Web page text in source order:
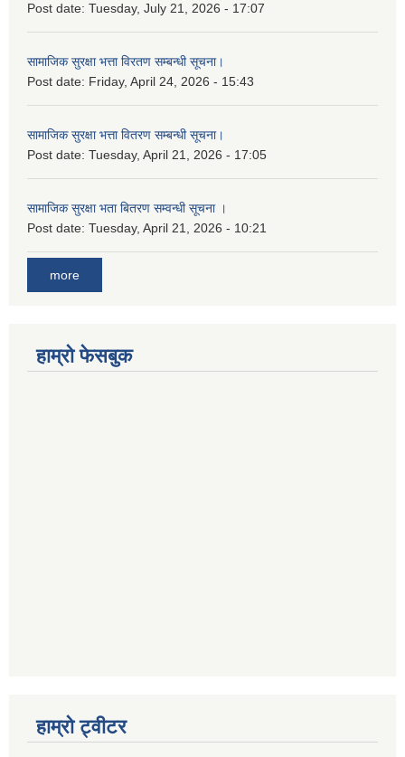
Post date: Tuesday, July 21, 2026 - 17:07
सामाजिक सुरक्षा भत्ता विरतण सम्बन्धी सूचना।
Post date: Friday, April 24, 2026 - 15:43
सामाजिक सुरक्षा भत्ता वितरण सम्‍बन्धी सूचना।
Post date: Tuesday, April 21, 2026 - 17:05
सामाजिक सुरक्षा भता बितरण सम्वन्धी सूचना ।
Post date: Tuesday, April 21, 2026 - 10:21
more
हाम्रो फेसबुक
हाम्रो ट्वीटर